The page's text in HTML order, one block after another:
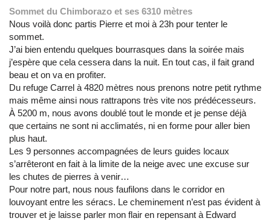
Sommet du Chimborazo et ses 6310 mètres
Nous voilà donc partis Pierre et moi à 23h pour tenter le
sommet.
J’ai bien entendu quelques bourrasques dans la soirée mais
j’espère que cela cessera dans la nuit. En tout cas, il fait grand
beau et on va en profiter.
Du refuge Carrel à 4820 mètres nous prenons notre petit rythme
mais même ainsi nous rattrapons très vite nos prédécesseurs.
À 5200 m, nous avons doublé tout le monde et je pense déjà
que certains ne sont ni acclimatés, ni en forme pour aller bien
plus haut.
Les 9 personnes accompagnées de leurs guides locaux
s’arrêteront en fait à la limite de la neige avec une excuse sur
les chutes de pierres à venir…
Pour notre part, nous nous faufilons dans le corridor en
louvoyant entre les séracs. Le cheminement n’est pas évident à
trouver et je laisse parler mon flair en repensant à Edward